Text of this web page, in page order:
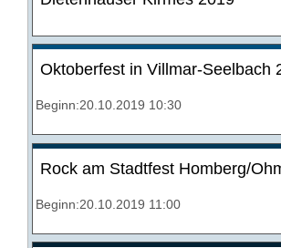
Oktoberfest in Villmar-Seelbach
Beginn:20.10.2019 10:30
Rock am Stadtfest Homberg/
Beginn:20.10.2019 11:00